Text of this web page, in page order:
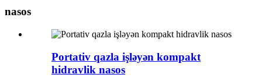
nasos
Portativ qazla işləyən kompakt
hidravlik nasos